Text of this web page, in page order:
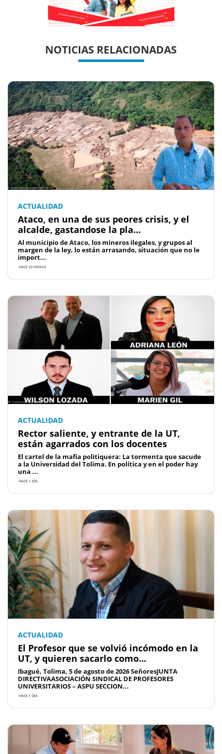
NOTICIAS RELACIONADAS
ACTUALIDAD
Ataco, en una de sus peores crisis, y el
alcalde, gastandose la pla...
Al municipio de Ataco, los mineros ilegales, y grupos al
margen de la ley, lo están arrasando, situación que no le
import...
HACE 22 HORAS
ACTUALIDAD
Rector saliente, y entrante de la UT,
están agarrados con los docentes
El cartel de la mafia politiquera: La tormenta que sacude
a la Universidad del Tolima. En política y en el poder hay
una ...
HACE 1 DÍA
ACTUALIDAD
El Profesor que se volvió incómodo en la
UT, y quieren sacarlo como...
Ibagué, Tolima, 5 de agosto de 2026 SeñoresJUNTA
DIRECTIVAASOCIACIÓN SINDICAL DE PROFESORES
UNIVERSITARIOS – ASPU SECCION...
HACE 1 DÍA